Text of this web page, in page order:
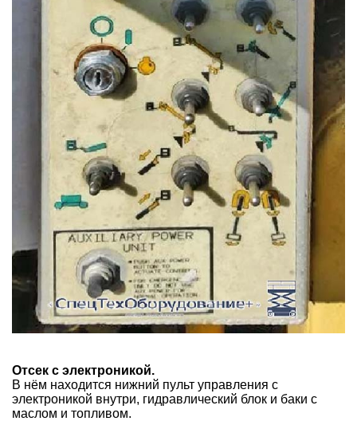
Отсек с электроникой.
В нём находится нижний пульт управления с
электроникой внутри, гидравлический блок и баки с
маслом и топливом.